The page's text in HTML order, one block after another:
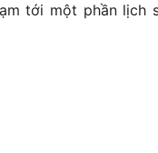
tới một phần lịch